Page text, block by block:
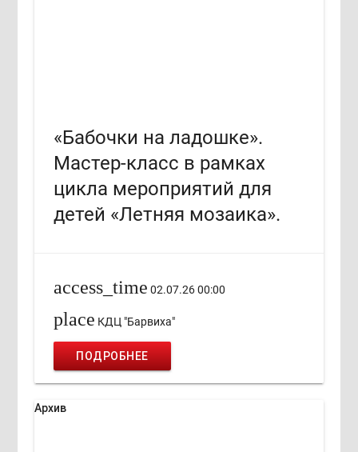
«Бабочки на ладошке».
Мастер-класс в рамках
цикла мероприятий для
детей «Летняя мозаика».
access_time 02.07.26 00:00
place КДЦ "Барвиха"
ПОДРОБНЕЕ
Архив